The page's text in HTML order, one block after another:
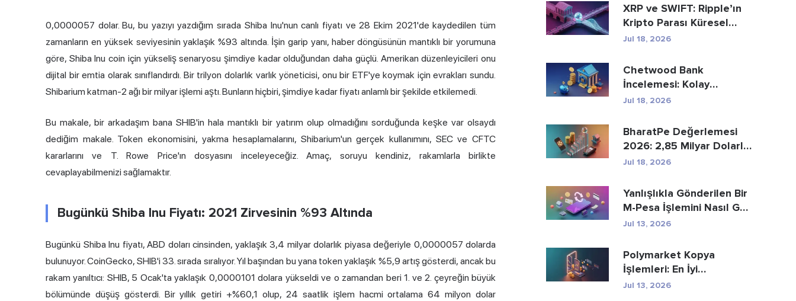
0,0000057 dolar. Bu, bu yazıyı yazdığım sırada Shiba Inu'nun canlı fiyatı ve 28 Ekim 2021'de kaydedilen tüm
zamanların en yüksek seviyesinin yaklaşık %93 altında. İşin garip yanı, haber döngüsünün mantıklı bir yorumuna
göre, Shiba Inu coin için yükseliş senaryosu şimdiye kadar olduğundan daha güçlü. Amerikan düzenleyicileri onu
dijital bir emtia olarak sınıflandırdı. Bir trilyon dolarlık varlık yöneticisi, onu bir ETF'ye koymak için evrakları sundu.
Shibarium katman-2 ağı bir milyar işlemi aştı. Bunların hiçbiri, şimdiye kadar fiyatı anlamlı bir şekilde etkilemedi.
Bu makale, bir arkadaşım bana SHIB'in hala mantıklı bir yatırım olup olmadığını sorduğunda keşke var olsaydı
dediğim makale. Token ekonomisini, yakma hesaplamalarını, Shibarium'un gerçek kullanımını, SEC ve CFTC
kararlarını ve T. Rowe Price'ın dosyasını inceleyeceğiz. Amaç, soruyu kendiniz, rakamlarla birlikte
cevaplayabilmenizi sağlamaktır.
Bugünkü Shiba Inu Fiyatı: 2021 Zirvesinin %93 Altında
Bugünkü Shiba Inu fiyatı, ABD doları cinsinden, yaklaşık 3,4 milyar dolarlık piyasa değeriyle 0,0000057 dolarda
bulunuyor. CoinGecko, SHIB'i 33. sırada sıralıyor. Yıl başından bu yana token yaklaşık %5,9 artış gösterdi, ancak bu
rakam yanıltıcı: SHIB, 5 Ocak'ta yaklaşık 0,0000101 dolara yükseldi ve o zamandan beri 1. ve 2. çeyreğin büyük
bölümünde düşüş gösterdi. Bir yıllık getiri +%60,1 olup, 24 saatlik işlem hacmi ortalama 64 milyon dolar
XRP ve SWIFT: Ripple’ın
Kripto Parası Küresel
Ödemelerin Yer...
Jul 18, 2026
Chetwood Bank
İncelemesi: Kolay
Tasarruf ve Güvenli
Jul 18, 2026
BharatPe Değerlemesi
2026: 2,85 Milyar Dolarlık
Fintech Unicorn ...
Jul 18, 2026
Yanlışlıkla Gönderilen Bir
M-Pesa İşlemini Nasıl Geri
Alabi...
Jul 13, 2026
Polymarket Kopya
İşlemleri: En İyi
Cüzdanları Güvenli Bir Ş...
Jul 13, 2026